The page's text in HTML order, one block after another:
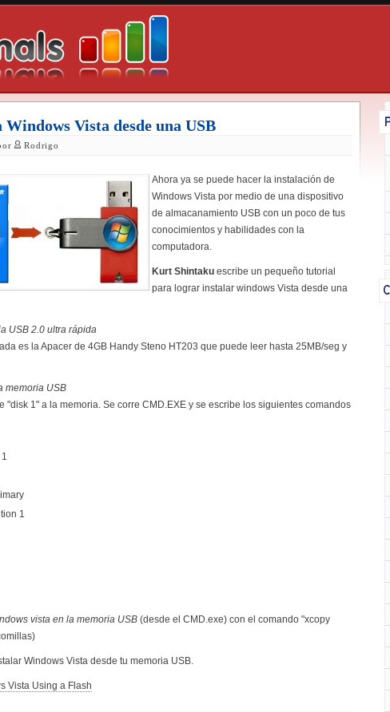
Vista desde una USB
Rodrigo
Ahora ya se puede hacer la instalación de
Windows Vista por medio de una dispositivo
de almacanamiento USB con un poco de tus
conocimientos y habilidades con la
computadora.
Kurt Shintaku escribe un pequeño tutorial
para lograr instalar windows Vista desde una
USB 2.0 ultra rápida
es la Apacer de 4GB Handy Steno HT203 que puede leer hasta 25MB/seg y
memoria USB
"disk 1" a la memoria. Se corre CMD.EXE y se escribe los siguientes comandos
1
vista en la memoria USB (desde el CMD.exe) con el comando "xcopy
Windows Vista desde tu memoria USB.
Vista Using a Flash